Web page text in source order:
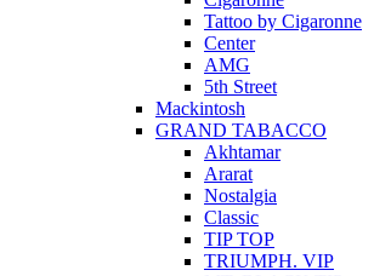
Tattoo by Cigaronne
Center
AMG
5th Street
Mackintosh
GRAND TABACCO
Akhtamar
Ararat
Nostalgia
Classic
TIP TOP
TRIUMPH. VIP